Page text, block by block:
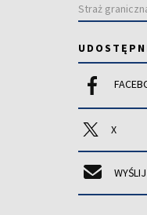
Straż
X